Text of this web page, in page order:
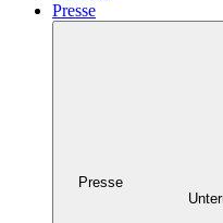
Presse
Presse